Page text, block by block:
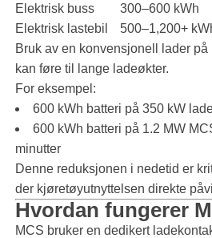
Elektrisk buss
300–600 kWh
Elektrisk lastebil
500–1,200+
Bruk av en konvensjonell lader
kan føre til lange ladeøkter.
For eksempel:
600 kWh batteri på 350 kW
600 kWh batteri på 1.2 MW
minutter
Denne reduksjonen i nedetid er
der kjøretøyutnyttelsen direkte
Hvordan fungerer
MCS bruker en dedikert